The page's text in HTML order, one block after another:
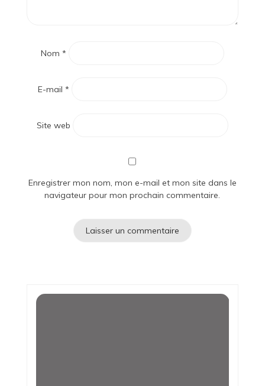
Nom *
E-mail *
Site web
Enregistrer mon nom, mon e-mail et mon site dans le
navigateur pour mon prochain commentaire.